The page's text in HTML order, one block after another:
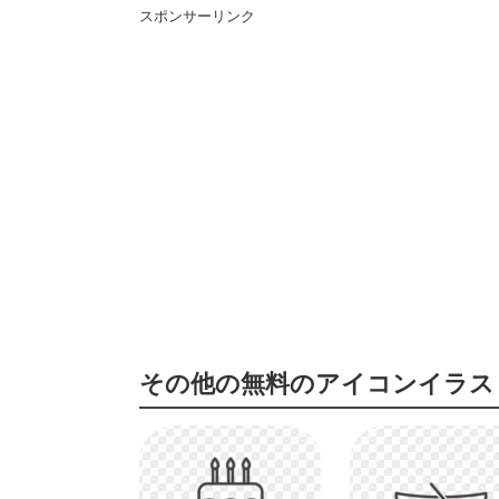
スポンサーリンク
その他の無料のアイコンイラ